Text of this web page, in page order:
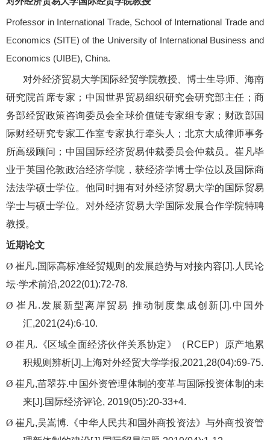
Professor in International Trade, School of International Trade and
Economics (SITE) of the University of International Business and
Economics (UIBE), China.
对外经济贸易大学国际经贸学院教授、博士生导师、海南
研究院首席专家；中国世界贸易组织研究会研究部主任；商
务部经贸政策咨询委员会全球价值链专家组专家；财政部国
际财经研究专家工作室专家执行牵头人；北京大成律师事务
所高级顾问；中国国际经济贸易仲裁委员会仲裁员。崔凡毕
业于英国伦敦政治经济学院，获经济学博士学位以及国际商
法法学硕士学位。他同时拥有对外经济贸易大学的国际贸易
学士与硕士学位。对外经济贸易大学国际发展合作学院特聘
教授。
近期论文
Ø 崔凡.国际高标准经贸规则的发展趋势与对接内容[J]. 人民论
坛·学术前沿,2022(01):72-78.
Ø 崔凡. 发展新型离岸贸易 推动制度集成创新 [J]. 中国外
汇,2021(24):6-10.
Ø 崔凡. 《区域全面经济伙伴关系协定》（ RCEP）原产地累
积规则辨析[J]. 上海对外经贸大学学报,2021,28(04):69-75.
Ø 崔凡,苗翠芬.中国外资管理体制的变革与国际投资体制的未
来[J].国际经济评论, 2019(05):20-33+4.
Ø 崔凡,吴嵩博. 《中华人民共和国外商投资法》与外商投资管